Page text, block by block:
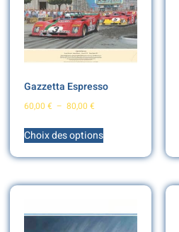
Gazzetta Espresso
60,00 € – 80,00 €
Choix des options